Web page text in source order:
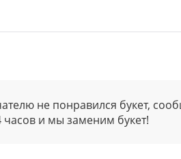
не понравился букет,
часов и мы заменим букет!